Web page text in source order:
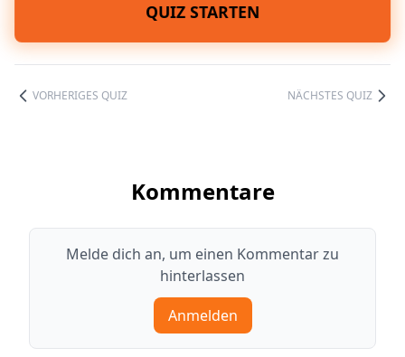
QUIZ STARTEN
VORHERIGES QUIZ NÄCHSTES QUIZ
Kommentare
Melde dich an, um einen Kommentar zu
hinterlassen
Anmelden